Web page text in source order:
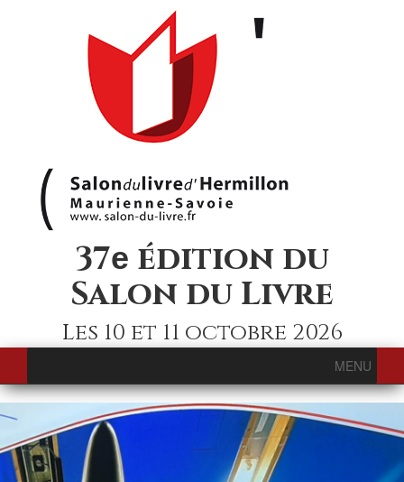
37e édition du
Salon du Livre
Les 10 et 11 octobre 2026
MENU